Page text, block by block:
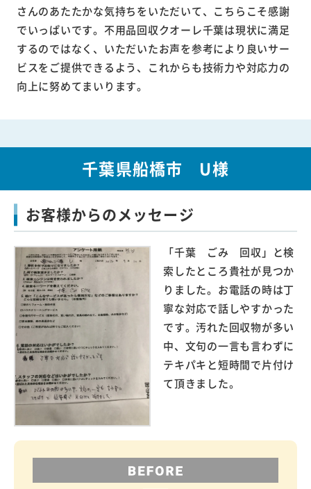
さんのあたたかな気持ちをいただいて、こちらこそ感謝
でいっぱいです。不用品回収クオーレ千葉は現状に満足
するのではなく、いただいたお声を参考により良いサー
ビスをご提供できるよう、これからも技術力や対応力の
向上に努めてまいります。
千葉県船橋市 U様
お客様からのメッセージ
「千葉 ごみ 回収」と検
索したところ貴社が見つか
りました。お電話の時は丁
寧な対応で話しやすかった
です。汚れた回収物が多い
中、文句の一言も言わずに
テキパキと短時間で片付け
て頂きました。